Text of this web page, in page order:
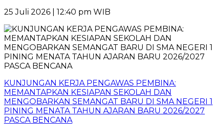
25 Juli 2026 | 12:40 pm WIB
KUNJUNGAN KERJA PENGAWAS PEMBINA:
MEMANTAPKAN KESIAPAN SEKOLAH DAN
MENGOBARKAN SEMANGAT BARU DI SMA NEGERI 1
PINING MENATA TAHUN AJARAN BARU 2026/2027
PASCA BENCANA